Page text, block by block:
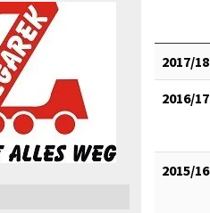
2017/18
2016/17
2015/16